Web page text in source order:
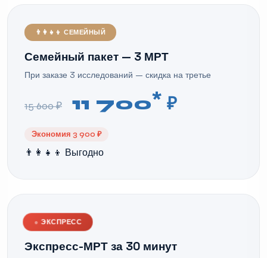
👨‍👩‍👧‍👦 СЕМЕЙНЫЙ
Семейный пакет — 3 МРТ
При заказе 3 исследований — скидка на третье
15 600 ₽ 11 700* ₽
Экономия 3 900 ₽
👨‍👩‍👧‍👦 Выгодно
● ЭКСПРЕСС
Экспресс-МРТ за 30 минут